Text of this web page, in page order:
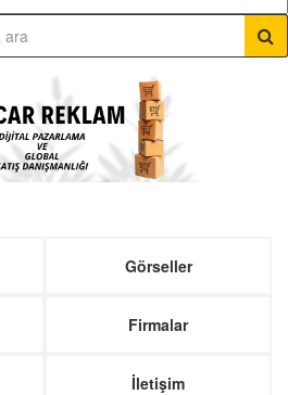
Görseller
Firmalar
İletişim